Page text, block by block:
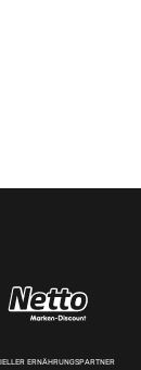
ERNÄHRUNGSPARTNER